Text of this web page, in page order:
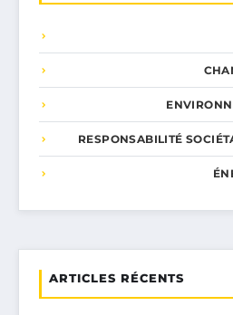
RESPONSABILITÉ
ARTICLES RÉCENTS